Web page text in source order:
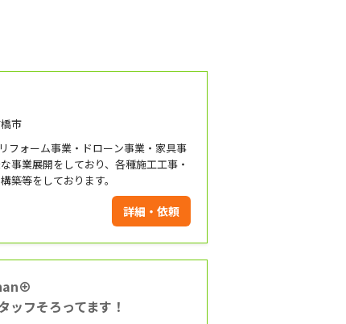
市
フォーム事業・ドローン事業・家具事
事業展開をしており、各種施工工事・
築等をしております。
詳細・依頼
ッフそろってます！